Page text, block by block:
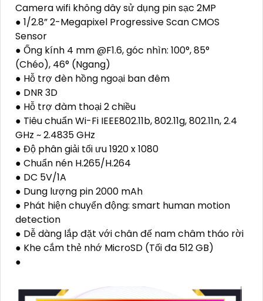
Camera wifi không dây sử dụng pin sạc 2MP
● 1/2.8” 2-Megapixel Progressive Scan CMOS
Sensor
● Ống kính 4 mm @F1.6, góc nhìn: 100°, 85°
(Chéo), 46° (Ngang)
● Hỗ trợ đèn hồng ngoại ban đêm
● DNR 3D
● Hỗ trợ đàm thoại 2 chiều
● Tiêu chuẩn Wi-Fi IEEE802.11b, 802.11g, 802.11n, 2.4
GHz ~ 2.4835 GHz
● Độ phân giải tối ưu 1920 x 1080
● Chuẩn nén H.265/H.264
● DC 5V/1A
● Dung lượng pin 2000 mAh
● Phát hiện chuyển động: smart human motion
detection
● Dễ dàng lắp đặt với chân đế nam châm tháo rời
● Khe cắm thẻ nhớ MicroSD (Tối đa 512 GB)
●